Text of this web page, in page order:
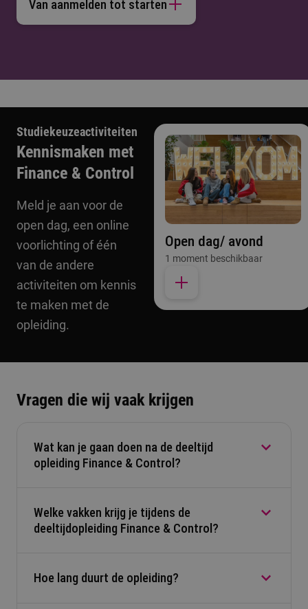
Van aanmelden tot starten
Studiekeuzeactiviteiten
Kennismaken met
Finance & Control
Meld je aan voor de
open dag, een online
voorlichting of één
van de andere
activiteiten om kennis
te maken met de
opleiding.
Open dag/ avond
1 moment beschikbaar
Vragen die wij vaak krijgen
Wat kan je gaan doen na de deeltijd
opleiding Finance & Control?
Je kan aan het werk in diverse functies in het
bedrijfsleven, bij de overheid of non-
financial controller, business controller, risk
manager, management accountant, finance
Welke vakken krijg je tijdens de
deeltijdopleiding Finance & Control?
Bij deze opleiding werken we met thema’s.
Hoe lang duurt de opleiding?